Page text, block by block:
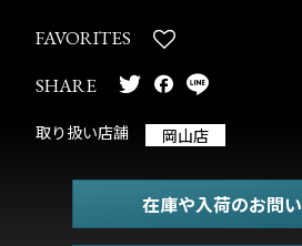
FAVORITES
SHARE
取り扱い店舗 岡山店
在庫や入荷のお問